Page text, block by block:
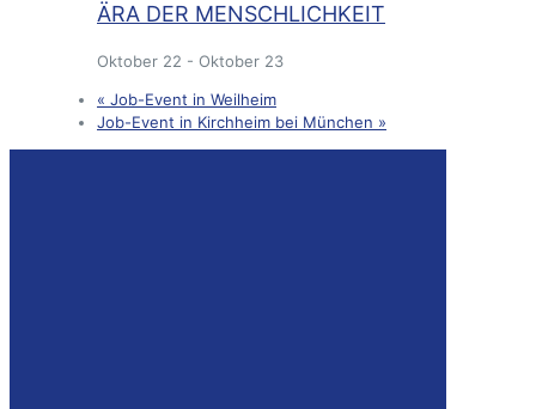
ÄRA DER MENSCHLICHKEIT
Oktober 22 - Oktober 23
« Job-Event in Weilheim
Job-Event in Kirchheim bei München »